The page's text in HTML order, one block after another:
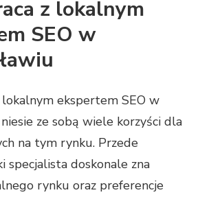
z lokalnym
SEO w
lokalnym ekspertem SEO w
ze sobą wiele korzyści dla
na tym rynku. Przede
specjalista doskonale zna
rynku oraz preferencje